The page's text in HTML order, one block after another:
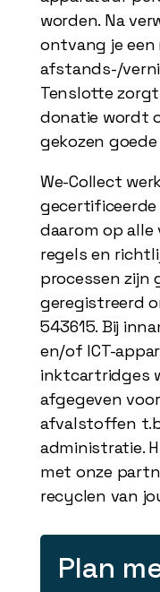
worden. Na
ontvang je
afstands-/
Tenslotte
donatie wordt
gekozen goede
We-Collect
daarom op alle
regels en
processen zijn
geregistreerd
543615. Bij
en/of ICT-
inktcartridges
afgegeven
afvalstoffen
administratie.
met onze
recyclen van
Plan